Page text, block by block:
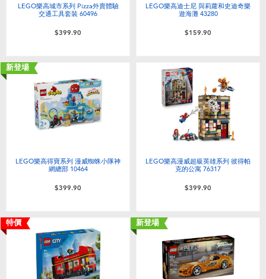
LEGO樂高城市系列 Pizza外賣體驗
交通工具套裝 60496
$399.90
LEGO樂高迪士尼 與莉蘿和史迪奇樂
遊海灘 43280
$159.90
新登場
LEGO樂高得寶系列 漫威蜘蛛小隊神
網總部 10464
$399.90
LEGO樂高漫威超級英雄系列 彼得帕
克的公寓 76317
$399.90
特價 新登場